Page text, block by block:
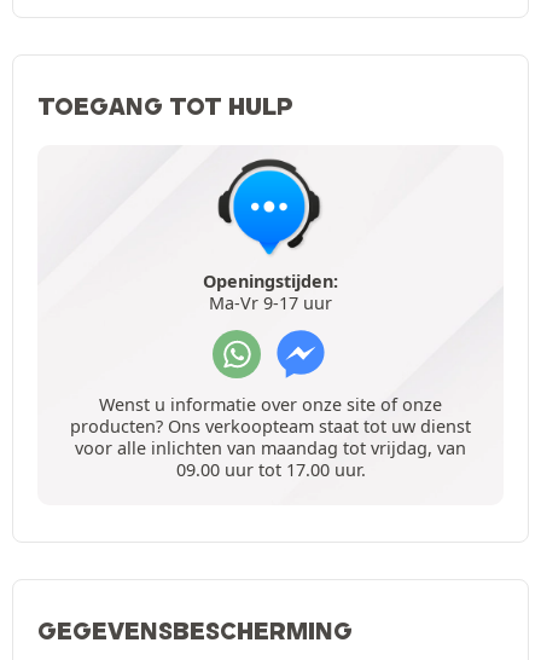
TOEGANG TOT HULP
Openingstijden:
Ma-Vr 9-17 uur
Wenst u informatie over onze site of onze
producten? Ons verkoopteam staat tot uw dienst
voor alle inlichten van maandag tot vrijdag, van
09.00 uur tot 17.00 uur.
GEGEVENSBESCHERMING